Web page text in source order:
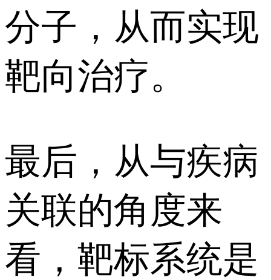
分子，从而实现
靶向治疗。
最后，从与疾病
关联的角度来
看，靶标系统是